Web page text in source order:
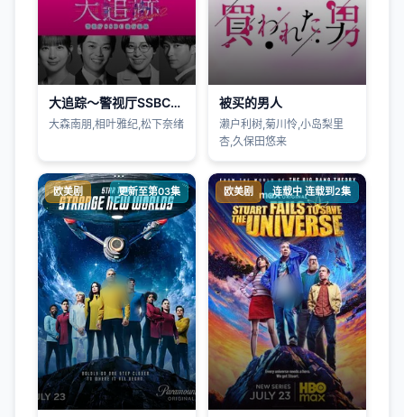
大追踪〜警视厅SSBC强行犯系〜 第2季
大森南朋,相叶雅纪,松下奈绪
被买的男人
濑户利树,菊川怜,小岛梨里
杏,久保田悠来
欧美剧 更新至第03集 欧美剧 连载中 连载到2集